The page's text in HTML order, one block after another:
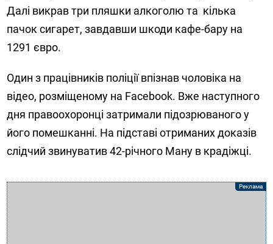
Далі викрав три пляшки алкоголю та кілька
пачок сигарет, завдавши шкоди кафе-бару на
1291 євро.
Один з працівників поліції впізнав чоловіка на
відео, розміщеному на Facebook. Вже наступного
дня правоохоронці затримали підозрюваного у
його помешканні. На підставі отриманих доказів
слідчий звинуватив 42-річного Ману в крадіжці.